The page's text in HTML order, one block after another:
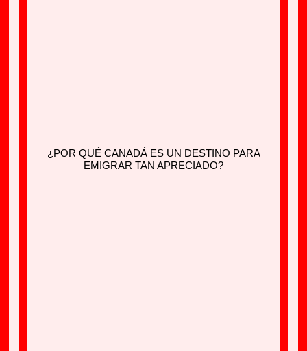
¿POR QUÉ CANADÁ ES UN DESTINO PARA
EMIGRAR TAN APRECIADO?